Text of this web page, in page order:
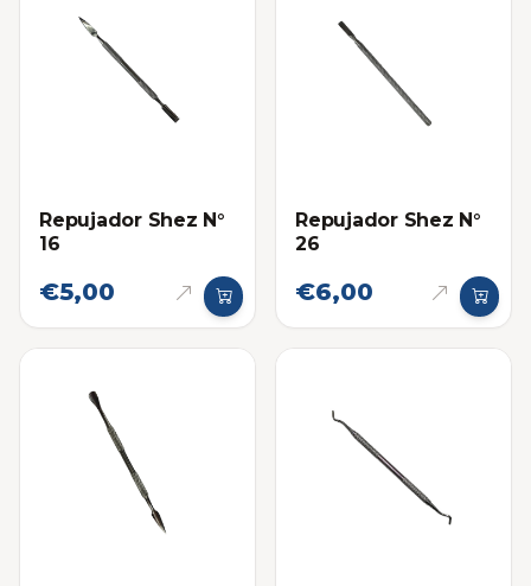
Repujador Shez N°
16
€5,00
Repujador Shez N°
26
€6,00